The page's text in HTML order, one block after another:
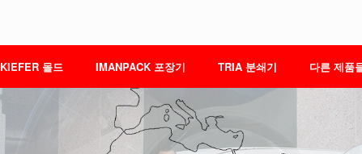
KIEFER 몰드 IMANPACK 포장기 TRIA 분쇄기 다른 제품